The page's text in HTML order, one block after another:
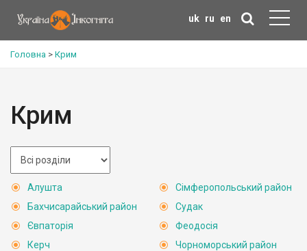
uk ru en
Головна > Крим
Крим
Алушта
Бахчисарайський район
Євпаторія
Керч
Сімферопольський район
Судак
Феодосія
Чорноморський район